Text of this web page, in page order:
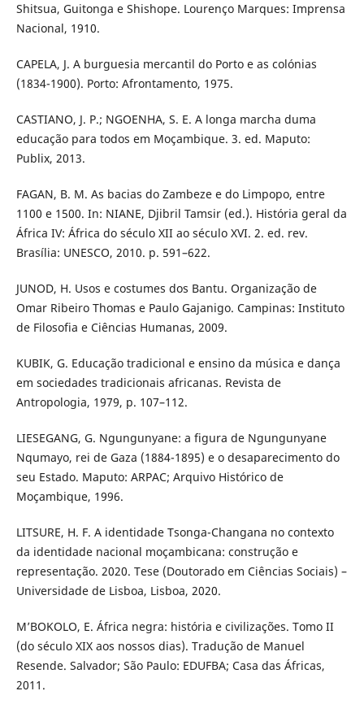
Shitsua, Guitonga e Shishope. Lourenço Marques: Imprensa
Nacional, 1910.
CAPELA, J. A burguesia mercantil do Porto e as colónias
(1834-1900). Porto: Afrontamento, 1975.
CASTIANO, J. P.; NGOENHA, S. E. A longa marcha duma
educação para todos em Moçambique. 3. ed. Maputo:
Publix, 2013.
FAGAN, B. M. As bacias do Zambeze e do Limpopo, entre
1100 e 1500. In: NIANE, Djibril Tamsir (ed.). História geral da
África IV: África do século XII ao século XVI. 2. ed. rev.
Brasília: UNESCO, 2010. p. 591–622.
JUNOD, H. Usos e costumes dos Bantu. Organização de
Omar Ribeiro Thomas e Paulo Gajanigo. Campinas: Instituto
de Filosofia e Ciências Humanas, 2009.
KUBIK, G. Educação tradicional e ensino da música e dança
em sociedades tradicionais africanas. Revista de
Antropologia, 1979, p. 107–112.
LIESEGANG, G. Ngungunyane: a figura de Ngungunyane
Nqumayo, rei de Gaza (1884-1895) e o desaparecimento do
seu Estado. Maputo: ARPAC; Arquivo Histórico de
Moçambique, 1996.
LITSURE, H. F. A identidade Tsonga-Changana no contexto
da identidade nacional moçambicana: construção e
representação. 2020. Tese (Doutorado em Ciências Sociais) –
Universidade de Lisboa, Lisboa, 2020.
M’BOKOLO, E. África negra: história e civilizações. Tomo II
(do século XIX aos nossos dias). Tradução de Manuel
Resende. Salvador; São Paulo: EDUFBA; Casa das Áfricas,
2011.